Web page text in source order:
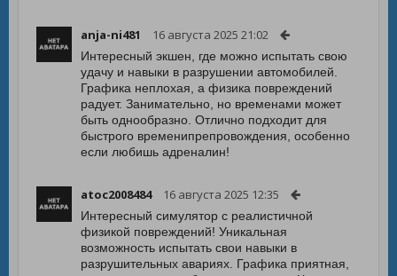
anja-ni481 16 августа 2025 21:02
Интересный экшен, где можно испытать свою
удачу и навыки в разрушении автомобилей.
Графика неплохая, а физика повреждений
радует. Занимательно, но временами может
быть однообразно. Отлично подходит для
быстрого временипрепровождения, особенно
если любишь адреналин!
atoc2008484 16 августа 2025 12:35
Интересный симулятор с реалистичной
физикой повреждений! Уникальная
возможность испытать свои навыки в
разрушительных авариях. Графика приятная,